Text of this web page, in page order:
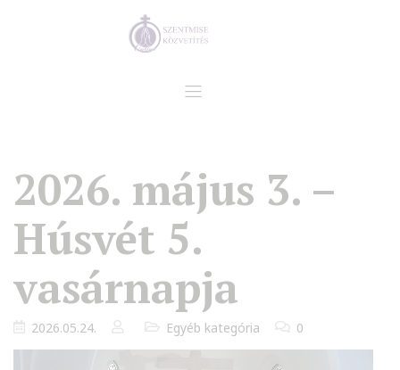
2026. május 3. –
Húsvét 5.
vasárnapja
2026.05.24. Egyéb kategória 0